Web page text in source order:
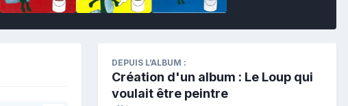
DEPUIS L’ALBUM :
Création d'un album : Le Loup qui
voulait être peintre